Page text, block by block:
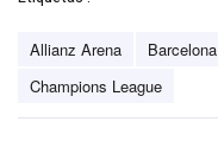
Allianz Arena Barcelona
Champions League